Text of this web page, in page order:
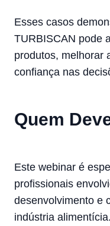
Esses casos
TURBISCAN pode
produtos, melhorar
confiança nas
Quem
Este webinar é
profissionais
desenvolvimento e
indústria alimentícia.